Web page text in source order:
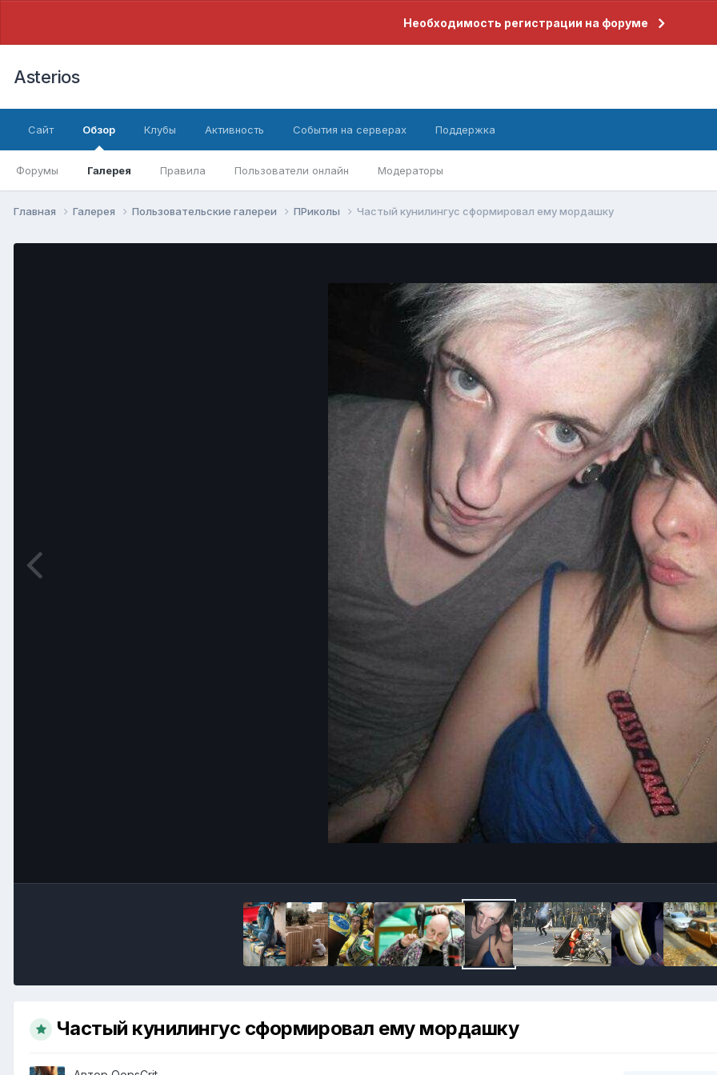
Необходимость регистрации на форуме
Asterios
Сайт Обзор
Форумы Галерея Правила Пользователи онлайн Модераторы
Клубы Активность События на серверах Поддержка
Главная Галерея Пользовательские галереи ПРиколы Частый кунилингус сформировал ему мордашку
Частый кунилингус сформировал ему мордашку